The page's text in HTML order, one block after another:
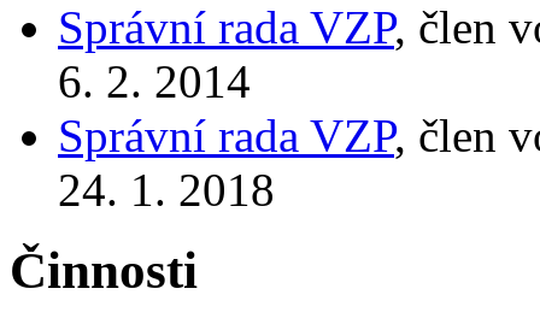
Správní rada VZP, člen
6. 2. 2014
Správní rada VZP, člen
24. 1. 2018
Činnosti